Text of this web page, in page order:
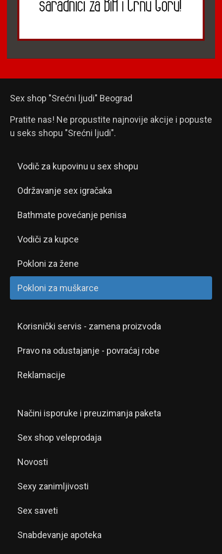
Sex shop "Srećni ljudi" Beograd
Pratite nas! Ne propustite najnovije akcije i popuste
u seks shopu "Srećni ljudi".
Vodič za kupovinu u sex shopu
Održavanje sex igračaka
Bathmate povećanje penisa
Vodiči za kupce
Pokloni za žene
Pokloni za muškarce
Korisnički servis - zamena proizvoda
Pravo na odustajanje - povraćaj robe
Reklamacije
Načini isporuke i preuzimanja paketa
Sex shop veleprodaja
Novosti
Sexy zanimljivosti
Sex saveti
Snabdevanje apoteka